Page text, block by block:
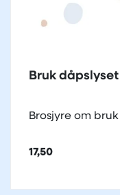
Bruk
Brosjyre om
17,50